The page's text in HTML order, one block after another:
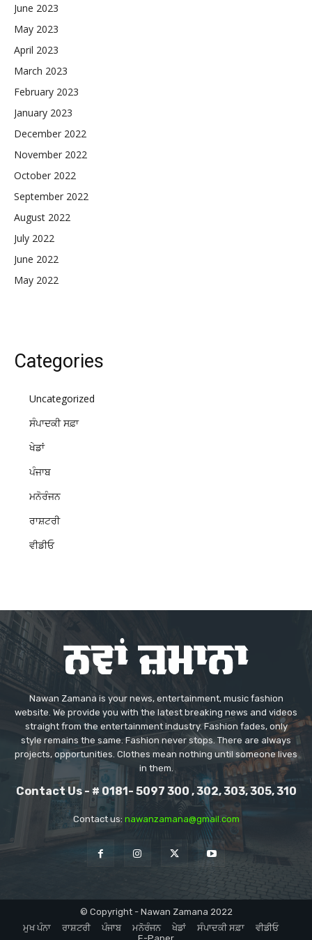
June 2023
May 2023
April 2023
March 2023
February 2023
January 2023
December 2022
November 2022
October 2022
September 2022
August 2022
July 2022
June 2022
May 2022
Categories
Uncategorized
ਸੰਪਾਦਕੀ ਸਫ਼ਾ
ਖੇਡਾਂ
ਪੰਜਾਬ
ਮਨੋਰੰਜਨ
ਰਾਸ਼ਟਰੀ
ਵੀਡੀਓ
Nawan Zamana is your news, entertainment, music fashion
website. We provide you with the latest breaking news and videos
straight from the entertainment industry. Fashion fades, only
style remains the same. Fashion never stops. There are always
projects, opportunities. Clothes mean nothing until someone lives
in them.
Contact Us - # 0181- 5097 300 , 302, 303, 305, 310
Contact us: nawanzamana@gmail.com
© Copyright - Nawan Zamana 2022
ਮੁਖ ਪੰਨਾ
ਰਾਸ਼ਟਰੀ ਪੰਜਾਬ ਮਨੋਰੰਜਨ ਖੇਡਾਂ ਸੰਪਾਦਕੀ ਸਫ਼ਾ
ਵੀਡੀਓ